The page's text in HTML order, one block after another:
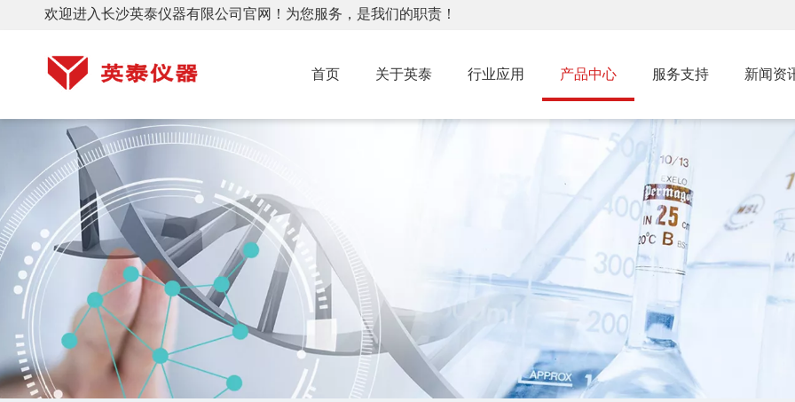
欢迎进入长沙英泰仪器有限公司官网！为您服务，是我们的职责！
首页 关于英泰 行业应用 产品中心 服务支持 新闻资
GL12高速冷冻离心机